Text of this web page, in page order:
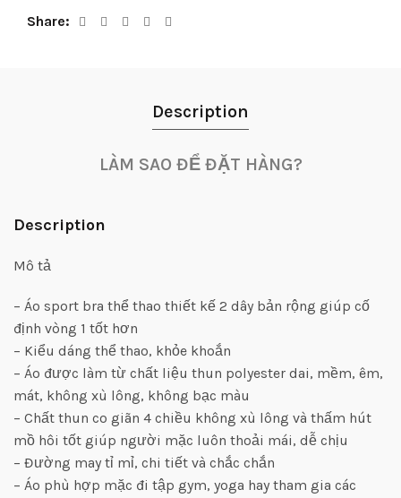
Share
Description
LÀM SAO ĐỂ ĐẶT HÀNG?
Description
Mô tả
– Áo sport bra thể thao thiết kế 2 dây bản rộng giúp cố
định vòng 1 tốt hơn
– Kiểu dáng thể thao, khỏe khoắn
– Áo được làm từ chất liệu thun polyester dai, mềm, êm,
mát, không xù lông, không bạc màu
– Chất thun co giãn 4 chiều không xù lông và thấm hút
mồ hôi tốt giúp người mặc luôn thoải mái, dễ chịu
– Đường may tỉ mỉ, chi tiết và chắc chắn
– Áo phù hợp mặc đi tập gym, yoga hay tham gia các